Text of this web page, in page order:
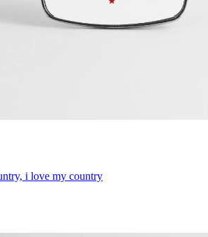
i love my country